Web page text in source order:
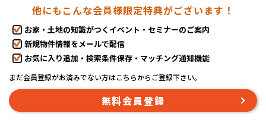
他にもこんな会員様限定特典がございます！
お家・土地の知識がつくイベント・セミナーのご案内
新規物件情報をメールで配信
お気に入り追加・検索条件保存・マッチング通知機能
まだ会員登録がお済みでない方はこちらからご登録下さい。
無料会員登録